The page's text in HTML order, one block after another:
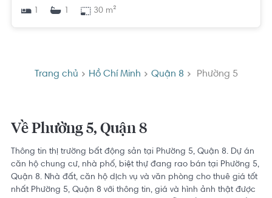
1
1 30 m²
Trang chủ Hồ Chí Minh Quận 8 Phường 5
Về Phường 5, Quận 8
Thông tin thị trường bất động sản tại Phường 5, Quận 8. Dự án
căn hộ chung cư, nhà phố, biệt thự đang rao bán tại Phường 5,
Quận 8. Nhà đất, căn hộ dịch vụ và văn phòng cho thuê giá tốt
nhất Phường 5, Quận 8 với thông tin, giá và hình ảnh thật được